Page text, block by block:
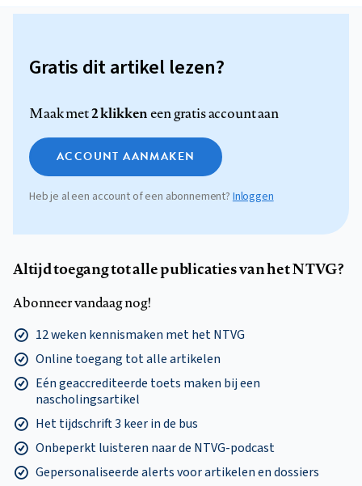
Gratis dit artikel lezen?
Maak met2 klikkeneen gratis account aan
ACCOUNT AANMAKEN
Heb je al een account of een abonnement? Inloggen
Altijd toegang tot alle publicaties van het NTVG?
Abonneer vandaag nog!
12 weken kennismaken met het NTVG
Online toegang tot alle artikelen
Eén geaccrediteerde toets maken bij een
nascholingsartikel
Het tijdschrift 3 keer in de bus
Onbeperkt luisteren naar de NTVG-podcast
Gepersonaliseerde alerts voor artikelen en dossiers